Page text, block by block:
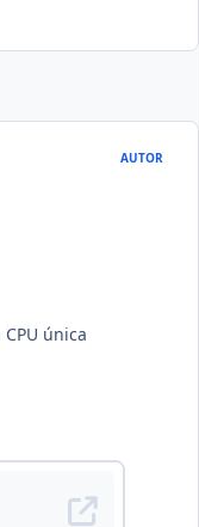
AUTOR
única